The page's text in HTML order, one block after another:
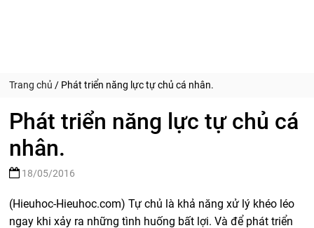
Trang chủ / Phát triển năng lực tự chủ cá nhân.
Phát triển năng lực tự chủ cá
nhân.
18/05/2016
(Hieuhoc-Hieuhoc.com) Tự chủ là khả năng xử lý khéo léo
ngay khi xảy ra những tình huống bất lợi. Và để phát triển